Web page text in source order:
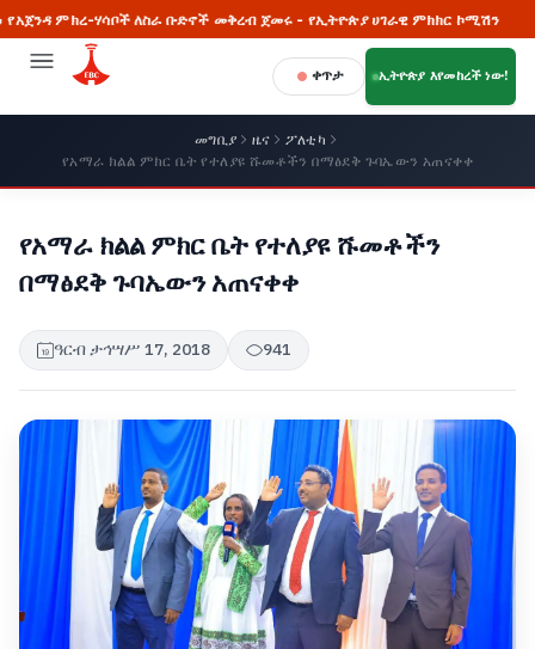
ሃሳቦች ለስራ ቡድኖች መቅረብ ጀመሩ - የኢትዮጵያ ሀገራዊ ምክክር ኮሚሽን 🔥
ቀጥታ ኢትዮጵያ እየመከረች ነው!
መግቢያ ዜና
ፖለቲካ
የአማራ ክልል ምክር ቤት የተለያዩ ሹመቶችን በማፅደቅ ጉባኤውን አጠናቀቀ
የአማራ ክልል ምክር ቤት የተለያዩ ሹመቶችን
በማፅደቅ ጉባኤውን አጠናቀቀ
ዓርብ ታኅሣሥ 17, 2018 941